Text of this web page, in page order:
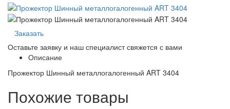
Заказать
Оставьте заявку и наш специалист свяжется с вами
Описание
Прожектор Шинный металлогалогенный ART 3404
Похожие товары